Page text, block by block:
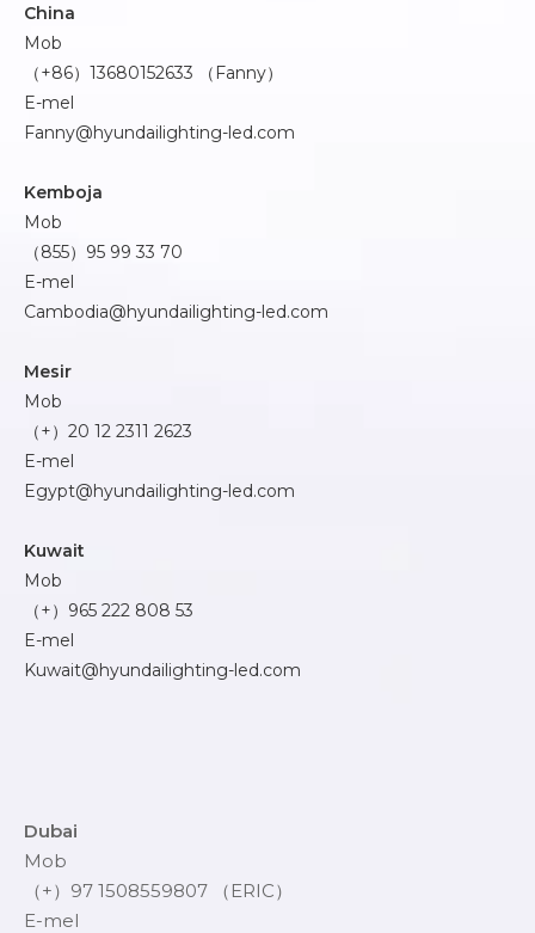
China
Mob
（+86）13680152633 （Fanny）
E-mel
Fanny@hyundailighting-led.com
Kemboja
Mob
（855）95 99 33 70
E-mel
Cambodia@hyundailighting-led.com
Mesir
Mob
（+）20 12 2311 2623
E-mel
Egypt@hyundailighting-led.com
Kuwait
Mob
（+）965 222 808 53
E-mel
Kuwait@hyundailighting-led.com
Dubai
Mob
（+）97 1508559807 （ERIC）
E-mel